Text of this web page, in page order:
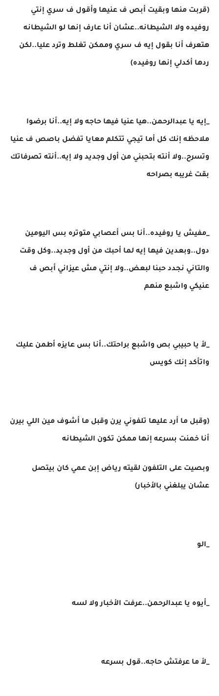
(قربت منها وبقيت أبص ف عنيها وأقول ف سري إنتي
روفيده ولا الشيطانه..عشان أنا عارف إنها لو الشيطانه
هتعرف أنا بقول إيه ف سري وممكن تغلط وترد عليا..لكن
ردها أكدلي إنها روفيده)
_إيه يا عبدالرحمن..هيا عنيا فيها حاجه ولا إيه..أنا برضوا
ملاحظه إنك كل أما تيجي تتكلم معايا تفضل باصص ف عنيا
وتسرح..ولا أنته بتحبني من أول وجديد ولا إيه..أنته تصرفاتك
بقت غريبه بصراحه
_مفيش يا روفيده..أنا بس أعصابي متوتره بس اليومين
دول..وبعدين فيها إيه لما أحبك من أول وجديد..وكل وقت
والتاني نجدد حبنا لبعض..ولا إنتي مش عيزاني أبص ف
عنيكي واشبع منهم
_لأ يا حبيبي بص واشبع براحتك..أنا بس عايزه أطمن عليك
واتأكد إنك كويس
(وقبل ما أرد عليها تلفوني يرن وقبل ما أشوف مين اللي بيرن
أنا خمنت بسرعه إنها ممكن تكون الشيطانه
وبصيت على التلفون لقيته رياض إبن عمي كان بيتصل
عشان يبلغني بالأخبار)
_الو
_أيوه يا عبدالرحمن..عرفت الأخبار ولا لسه
_لأ ما عرفتش حاجه..قول بسرعه